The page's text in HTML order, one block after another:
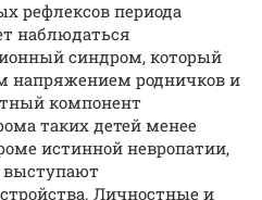
рефлексов периода
наблюдаться
синдром, который
напряжением родничков и
компонент
таких детей менее
истинной невропатии,
выступают
Личностные и